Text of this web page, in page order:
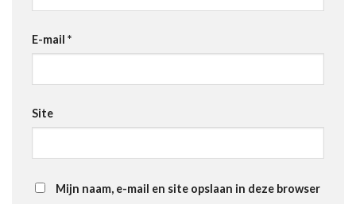
E-mail *
Site
Mijn naam, e-mail en site opslaan in deze browser